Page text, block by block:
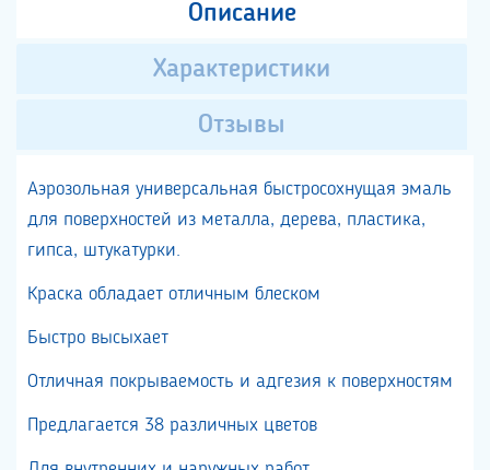
Описание
Характеристики
Отзывы
Аэрозольная универсальная быстросохнущая эмаль
для поверхностей из металла, дерева, пластика,
гипса, штукатурки.
Краска обладает отличным блеском
Быстро высыхает
Отличная покрываемость и адгезия к поверхностям
Предлагается 38 различных цветов